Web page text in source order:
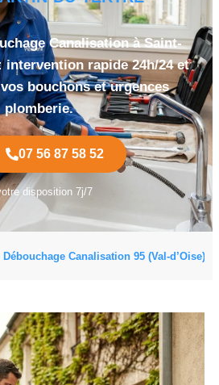
Canalisation à Saint-
intervention rapide 24h/24 et
bouchons et urgences
plomberie.
07 56 87 58 52
disposition 7j/7
Canalisation 95 (Val-d’Oise)